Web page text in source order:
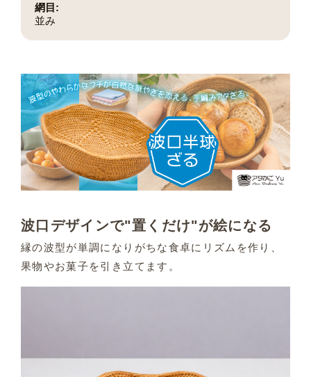
網目:
並み
波口デザインで"置くだけ"が絵になる
縁の波型が単調になりがちな食卓にリズムを作り、
果物やお菓子を引き立てます。